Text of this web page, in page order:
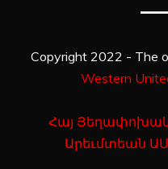
Copyright 2022 - The
Western
Հայ
Արեւմտեան